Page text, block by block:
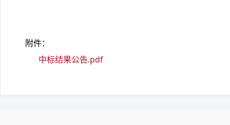
附件：
中标结果公告.pdf